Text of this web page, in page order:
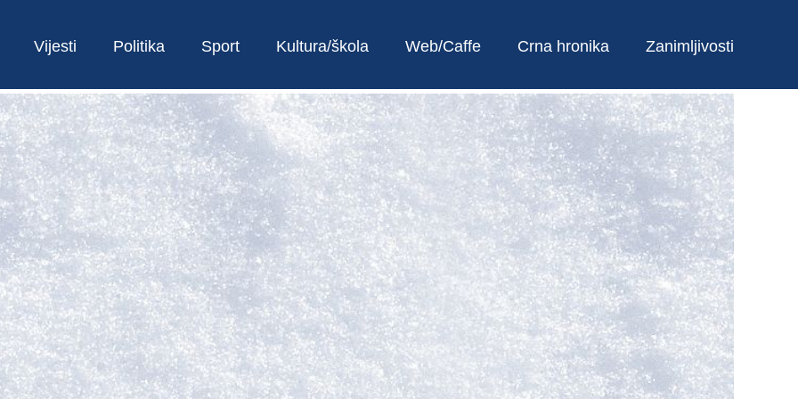
Vijesti Politika Sport Kultura/škola Web/Caffe Crna hronika Zanimljivosti